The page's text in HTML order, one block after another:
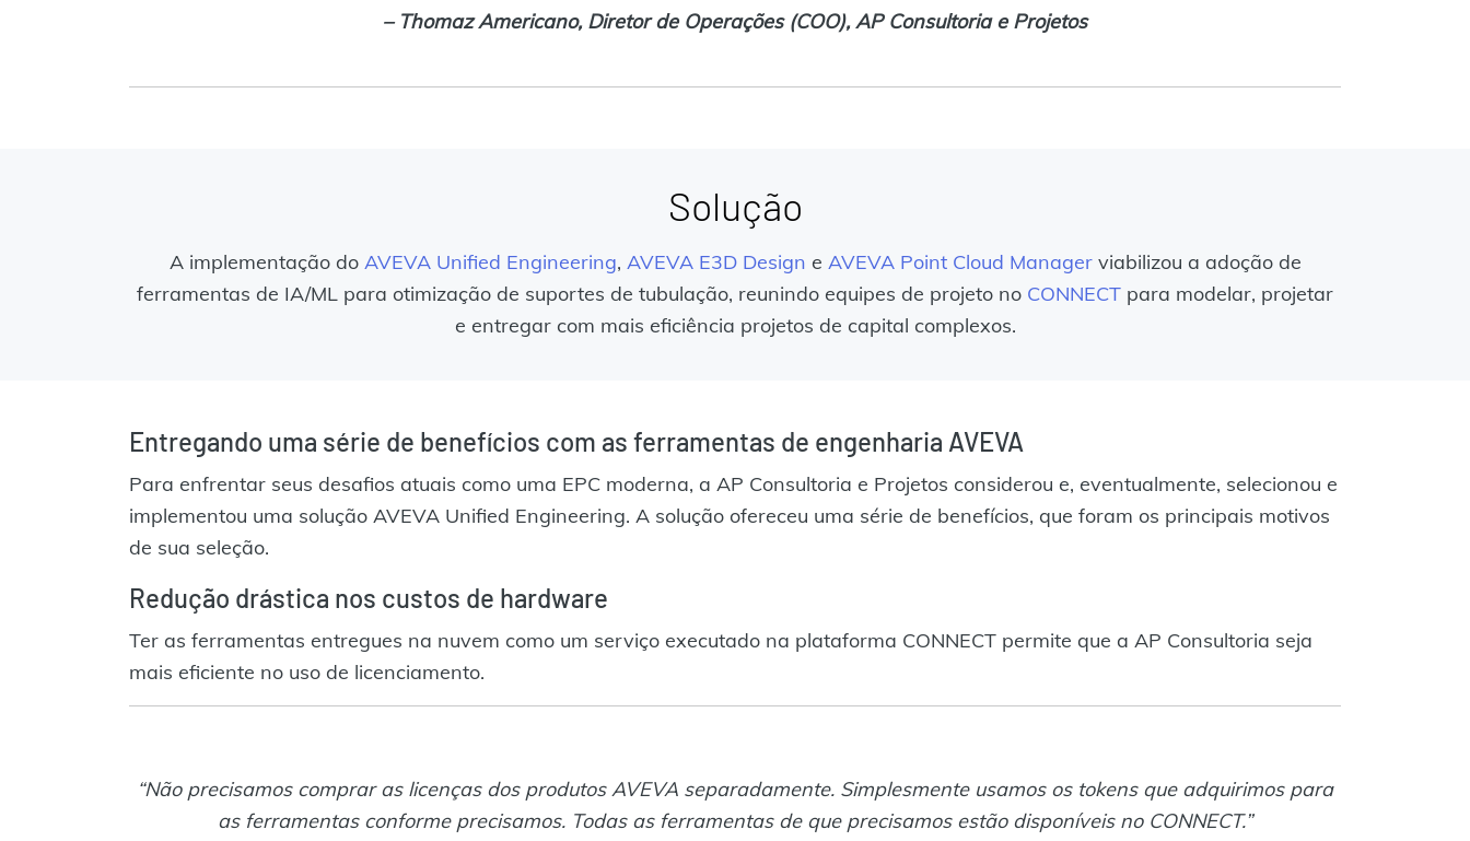
– Thomaz Americano, Diretor de Operações (COO), AP Consultoria e Projetos
Solução
A implementação do AVEVA Unified Engineering, AVEVA E3D Design e AVEVA Point Cloud Managerviabilizou a adoção de
ferramentas de IA/ML para otimização de suportes de tubulação, reunindo equipes de projeto no CONNECT para modelar, projetar
e entregar com mais eficiência projetos de capital complexos.
Entregando uma série de benefícios com as ferramentas de engenharia AVEVA
Para enfrentar seus desafios atuais como uma EPC moderna, a AP Consultoria e Projetos considerou e, eventualmente, selecionou e
implementou uma solução AVEVA Unified Engineering. A solução ofereceu uma série de benefícios, que foram os principais motivos
de sua seleção.
Redução drástica nos custos de hardware
Ter as ferramentas entregues na nuvem como um serviço executado na plataforma CONNECT permite que a AP Consultoria seja
mais eficiente no uso de licenciamento.
“Não precisamos comprar as licenças dos produtos AVEVA separadamente. Simplesmente usamos os tokens que adquirimos para
as ferramentas conforme precisamos. Todas as ferramentas de que precisamos estão disponíveis no CONNECT.”